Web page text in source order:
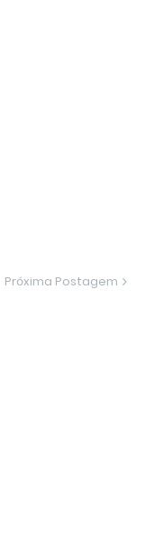
Próxima Postagem